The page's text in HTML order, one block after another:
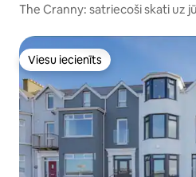
The Cranny: satriecoši skati uz
Viesu iecienīts
Viesu iecienīts